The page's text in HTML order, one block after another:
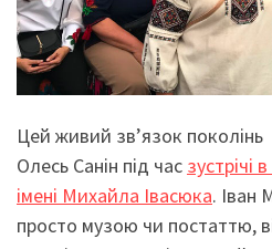
Цей живий зв’язок поколінь
Олесь Санін під час зустрічі
імені Михайла Івасюка. Іван
просто музою чи постаттю,